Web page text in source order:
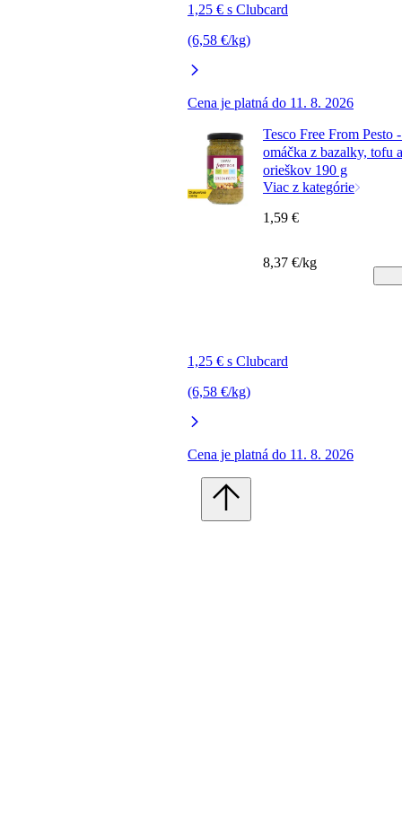
1,25 € s Clubcard
(6,58 €/kg)
Cena je platná do 11. 8. 2026
Tesco Free From Pesto
omáčka z bazalky, tofu
orieškov 190 g
Viac z kategórie
1,25 € s Clubcard
(6,58 €/kg)
Cena je platná do 11. 8. 2026
1,59 €
8,37 €/kg